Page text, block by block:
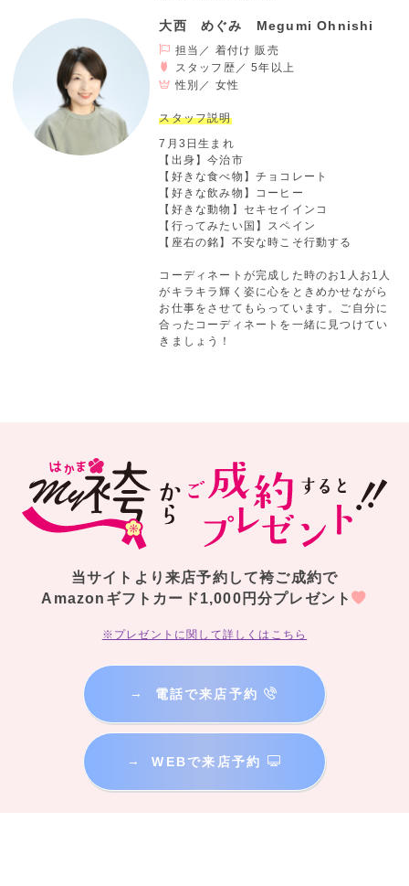
大西 めぐみ Megumi Ohnishi
担当／ 着付け 販売
スタッフ歴／ 5年以上
性別／ 女性
スタッフ説明
7月3日生まれ
【出身】今治市
【好きな食べ物】チョコレート
【好きな飲み物】コーヒー
【好きな動物】セキセイインコ
【行ってみたい国】スペイン
【座右の銘】不安な時こそ行動する
コーディネートが完成した時のお1人お1人
がキラキラ輝く姿に心をときめかせながら
お仕事をさせてもらっています。ご自分に
合ったコーディネートを一緒に見つけてい
きましょう！
当サイトより来店予約して袴ご成約で
Amazonギフトカード1,000円分プレゼント
※プレゼントに関して詳しくはこちら
→ 電話で来店予約
→ WEBで来店予約